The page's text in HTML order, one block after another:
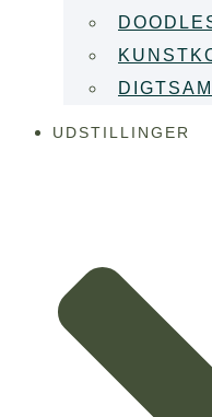
UDSTILLINGER